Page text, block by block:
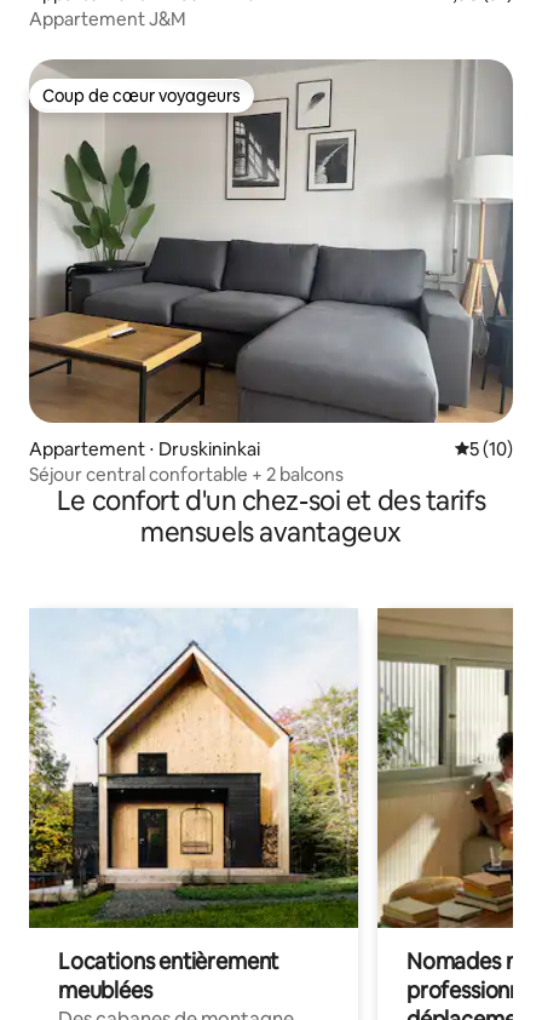
Appartement J&M
Coup de cœur voyageurs
Coup de cœur voyageurs
Appartement ⋅ Druskininkai
5 (10)
Séjour central confortable + 2 balcons
Le confort d'un chez-soi et des tarifs
mensuels avantageux
Locations entièrement
meublées
Nomades